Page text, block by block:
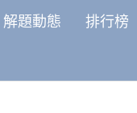
解題動態 排行榜